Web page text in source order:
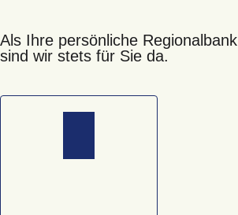
Als Ihre persönliche Regionalbank
sind wir stets für Sie da.